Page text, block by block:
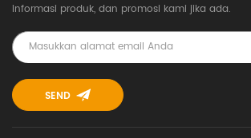
informasi produk, dan promosi kami jika ada.